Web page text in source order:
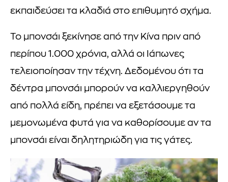
εκπαιδεύσει τα κλαδιά στο επιθυμητό σχήμα.
Το μπονσάι ξεκίνησε από την Κίνα πριν από
περίπου 1.000 χρόνια, αλλά οι Ιάπωνες
τελειοποίησαν την τέχνη. Δεδομένου ότι τα
δέντρα μπονσάι μπορούν να καλλιεργηθούν
από πολλά είδη, πρέπει να εξετάσουμε τα
μεμονωμένα φυτά για να καθορίσουμε αν τα
μπονσάι είναι δηλητηριώδη για τις γάτες.